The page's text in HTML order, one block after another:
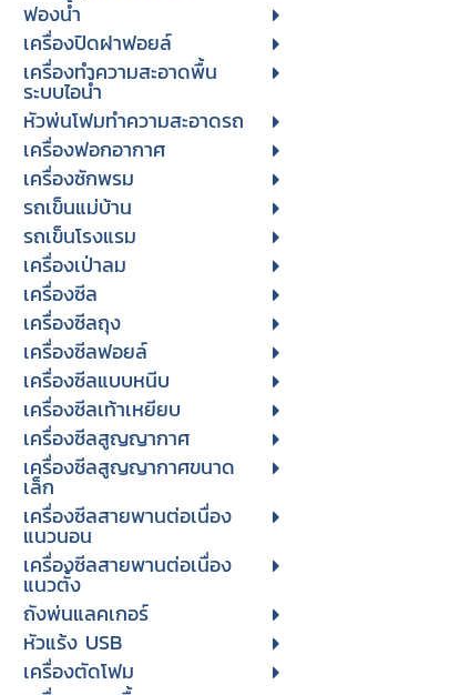
ฟองน้ำ
เครื่องปิดฝาฟอยล์
เครื่องทำความสะอาดพื้น
ระบบไอน้ำ
หัวพ่นโฟมทำความสะอาดรถ
เครื่องฟอกอากาศ
เครื่องซักพรม
รถเข็นแม่บ้าน
รถเข็นโรงแรม
เครื่องเป่าลม
เครื่องซีล
เครื่องซีลถุง
เครื่องซีลฟอยล์
เครื่องซีลแบบหนีบ
เครื่องซีลเท้าเหยียบ
เครื่องซีลสูญญากาศ
เครื่องซีลสูญญากาศขนาด
เล็ก
เครื่องซีลสายพานต่อเนื่อง
แนวนอน
เครื่องซีลสายพานต่อเนื่อง
แนวตั้ง
ถังพ่นแลคเกอร์
หัวแร้ง USB
เครื่องตัดโฟม